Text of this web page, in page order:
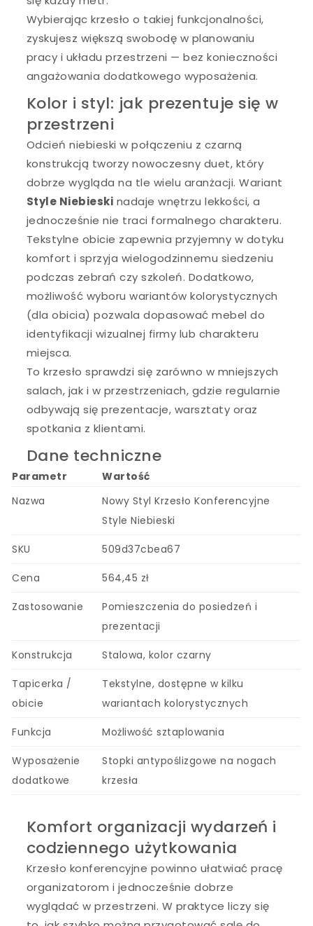
Wybierając krzesło o takiej funkcjonalności,
zyskujesz większą swobodę w planowaniu
pracy i układu przestrzeni — bez konieczności
angażowania dodatkowego wyposażenia.
Kolor i styl: jak prezentuje się w
przestrzeni
Odcień niebieski w połączeniu z czarną
konstrukcją tworzy nowoczesny duet, który
dobrze wygląda na tle wielu aranżacji. Wariant
Style Niebieski nadaje wnętrzu lekkości, a
jednocześnie nie traci formalnego charakteru.
Tekstylne obicie zapewnia przyjemny w dotyku
komfort i sprzyja wielogodzinnemu siedzeniu
podczas zebrań czy szkoleń. Dodatkowo,
możliwość wyboru wariantów kolorystycznych
(dla obicia) pozwala dopasować mebel do
identyfikacji wizualnej firmy lub charakteru
miejsca.
To krzesło sprawdzi się zarówno w mniejszych
salach, jak i w przestrzeniach, gdzie regularnie
odbywają się prezentacje, warsztaty oraz
spotkania z klientami.
Dane techniczne
Parametr
Wartość
Nazwa
Nowy Styl Krzesło Konferencyjne
Style Niebieski
SKU 509d37cbea67
Cena 564,45 zł
Zastosowanie
Pomieszczenia do posiedzeń i
prezentacji
Konstrukcja Stalowa, kolor czarny
Tapicerka /
obicie
Tekstylne, dostępne w kilku
wariantach kolorystycznych
Funkcja Możliwość sztaplowania
Wyposażenie
dodatkowe
Stopki antypoślizgowe na nogach
krzesła
Komfort organizacji wydarzeń i
codziennego użytkowania
Krzesło konferencyjne powinno ułatwiać pracę
organizatorom i jednocześnie dobrze
wyglądać w przestrzeni. W praktyce liczy się